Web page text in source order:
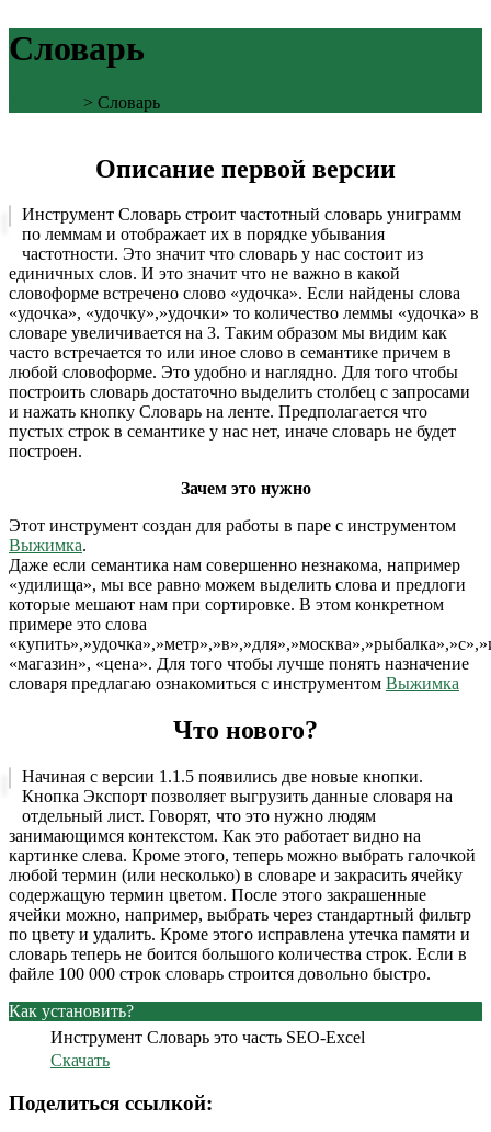
Словарь
> Словарь
Описание первой версии
Инструмент Словарь строит частотный словарь униграмм
по леммам и отображает их в порядке убывания
частотности. Это значит что словарь у нас состоит из
единичных слов. И это значит что не важно в какой
словоформе встречено слово «удочка». Если найдены слова
«удочка», «удочку»,»удочки» то количество леммы «удочка» в
словаре увеличивается на 3. Таким образом мы видим как
часто встречается то или иное слово в семантике причем в
любой словоформе. Это удобно и наглядно. Для того чтобы
построить словарь достаточно выделить столбец с запросами
и нажать кнопку Словарь на ленте. Предполагается что
пустых строк в семантике у нас нет, иначе словарь не будет
построен.
Зачем это нужно
Этот инструмент создан для работы в паре с инструментом
Выжимка.
Даже если семантика нам совершенно незнакома, например
«удилища», мы все равно можем выделить слова и предлоги
которые мешают нам при сортировке. В этом конкретном
примере это слова
«магазин», «цена». Для того чтобы лучше понять назначение
словаря предлагаю ознакомиться с инструментом Выжимка
Что нового?
Начиная с версии 1.1.5 появились две новые кнопки.
Кнопка Экспорт позволяет выгрузить данные словаря на
отдельный лист. Говорят, что это нужно людям
занимающимся контекстом. Как это работает видно на
картинке слева. Кроме этого, теперь можно выбрать галочкой
любой термин (или несколько) в словаре и закрасить ячейку
содержащую термин цветом. После этого закрашенные
ячейки можно, например, выбрать через стандартный фильтр
по цвету и удалить. Кроме этого исправлена утечка памяти и
словарь теперь не боится большого количества строк. Если в
файле 100 000 строк словарь строится довольно быстро.
Как установить?
Инструмент Словарь это часть SEO-Excel
Скачать
Поделиться ссылкой: